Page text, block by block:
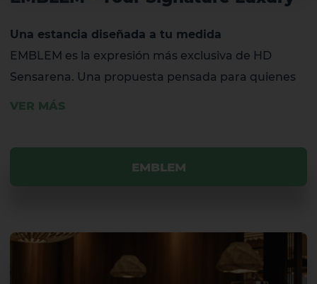
El Hierro La Gomera
Una estancia diseñada a tu medida
EMBLEM es la expresión más exclusiva de HD
Sensarena. Una propuesta pensada para quienes
valoran la personalización, el confort y los detalles
Habitaciones seleccionadas, ventajas exclusivas,
y personalizada de disfrutar el hotel. Porque el
verdadero lujo es vivir cada momento
VER MÁS
EMBLEM